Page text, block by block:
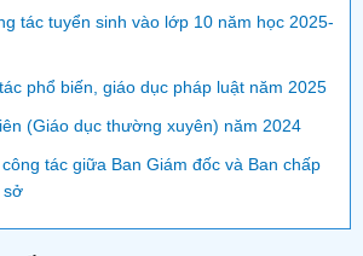
tác tuyển sinh vào lớp 10 năm học 2025-
phổ biến, giáo dục pháp luật năm 2025
(Giáo dục thường xuyên) năm 2024
tác giữa Ban Giám đốc và Ban chấp
sở